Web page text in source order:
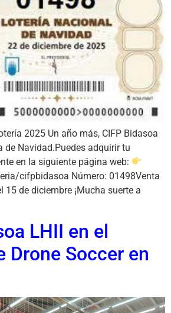
2025 Un año más, CIFP Bidasoa
de Navidad.Puedes adquirir tu
en la siguiente página web:
cifpbidasoa Número: 01498Venta
de diciembre ¡Mucha suerte a
LHII en el
Drone Soccer en